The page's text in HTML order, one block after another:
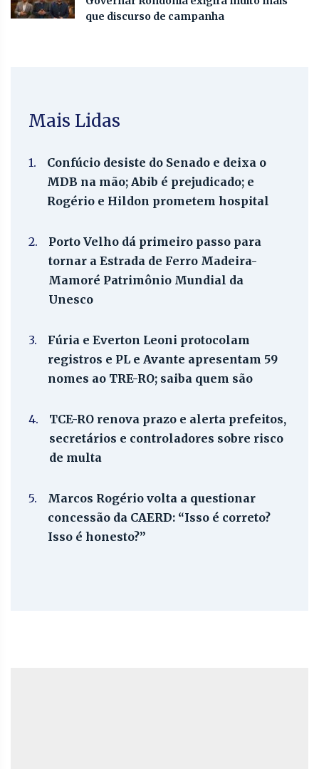
que discurso de campanha
Mais Lidas
1.
Confúcio desiste do Senado e deixa o
MDB na mão; Abib é prejudicado; e
Rogério e Hildon prometem hospital
2.
Porto Velho dá primeiro passo para
tornar a Estrada de Ferro Madeira-
Mamoré Patrimônio Mundial da
Unesco
3.
Fúria e Everton Leoni protocolam
registros e PL e Avante apresentam 59
nomes ao TRE-RO; saiba quem são
4.
TCE-RO renova prazo e alerta prefeitos,
secretários e controladores sobre risco
de multa
5.
Marcos Rogério volta a questionar
concessão da CAERD: “Isso é correto?
Isso é honesto?”